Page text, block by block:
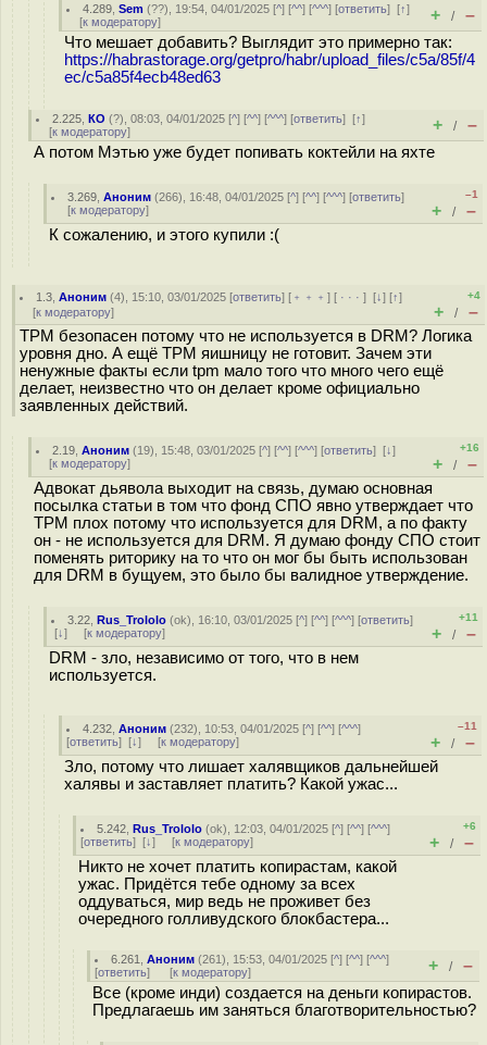
4.289 ,Sem (??), 19:54, 04/01/2025 [^] [^^] [^^^] [ответить][↑]
[к модератору] + / –
Что мешает добавить? Выглядит это примерно так:
https://habrastorage.org/getpro/habr/upload_files/c5a/85f/4
ec/c5a85f4ecb48ed63
2.225 ,КО (?), 08:03, 04/01/2025 [^] [^^] [^^^] [ответить][↑]
[к модератору] + / –
А потом Мэтью уже будет попивать коктейли на яхте
3.269 ,Аноним (266), 16:48, 04/01/2025 [^] [^^] [^^^] [ответить]
[к модератору]
–1
+ / –
К сожалению, и этого купили :(
1.3 ,Аноним (4), 15:10, 03/01/2025 [ответить] [ ﹢﹢﹢] [ · · ·][↓] [↑]
[к модератору]
+4
+ / –
TPM безопасен потому что не используется в DRM? Логика
уровня дно. А ещё TPM яишницу не готовит. Зачем эти
ненужные факты если tpm мало того что много чего ещё
делает, неизвестно что он делает кроме официально
заявленных действий.
2.19 ,Аноним (19), 15:48, 03/01/2025 [^] [^^] [^^^] [ответить][↓]
[к модератору]
+16
+ / –
Адвокат дьявола выходит на связь, думаю основная
посылка статьи в том что фонд СПО явно утверждает что
TPM плох потому что используется для DRM, а по факту
он - не используется для DRM. Я думаю фонду СПО стоит
поменять риторику на то что он мог бы быть использован
для DRM в бущуем, это было бы валидное утверждение.
3.22 ,Rus_Trololo (ok), 16:10, 03/01/2025 [^] [^^] [^^^] [ответить]
[↓] [к модератору]
+11
+ / –
DRM - зло, независимо от того, что в нем
используется.
4.232 ,Аноним (232), 10:53, 04/01/2025 [^] [^^] [^^^]
[ответить] [↓] [к модератору]
–11
+ / –
Зло, потому что лишает халявщиков дальнейшей
халявы и заставляет платить? Какой ужас...
5.242 ,Rus_Trololo (ok), 12:03, 04/01/2025 [^] [^^] [^^^]
[ответить] [↓] [к модератору]
+6
+ / –
Никто не хочет платить копирастам, какой
ужас. Придётся тебе одному за всех
оддуваться, мир ведь не проживет без
очередного голливудского блокбастера...
6.261 ,Аноним (261), 15:53, 04/01/2025 [^] [^^] [^^^]
[ответить] [к модератору] + / –
Все (кроме инди) создается на деньги копирастов.
Предлагаешь им заняться благотворительностью?